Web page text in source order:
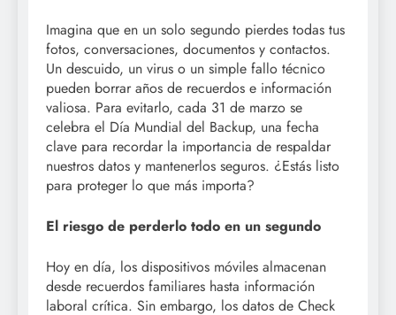
Imagina que en un solo segundo pierdes todas tus
fotos, conversaciones, documentos y contactos.
Un descuido, un virus o un simple fallo técnico
pueden borrar años de recuerdos e información
valiosa. Para evitarlo, cada 31 de marzo se
celebra el Día Mundial del Backup, una fecha
clave para recordar la importancia de respaldar
nuestros datos y mantenerlos seguros. ¿Estás listo
para proteger lo que más importa?
El riesgo de perderlo todo en un segundo
Hoy en día, los dispositivos móviles almacenan
desde recuerdos familiares hasta información
laboral crítica. Sin embargo, los datos de Check